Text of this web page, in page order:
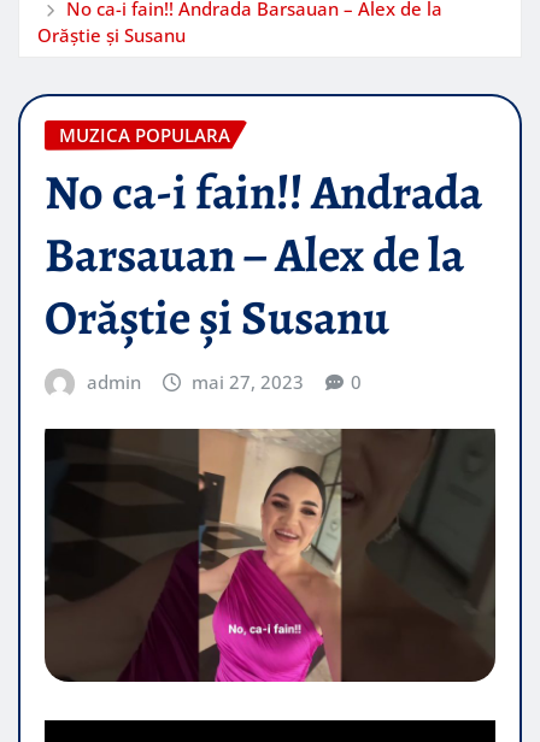
No ca-i fain!! Andrada Barsauan – Alex de la
Orăștie și Susanu
MUZICA POPULARA
No ca-i fain!! Andrada
Barsauan – Alex de la
Orăștie și Susanu
admin mai 27, 2023 0